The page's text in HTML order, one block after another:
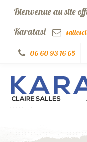
Bienvenue au site
Karatasi
06 60 93 16 65